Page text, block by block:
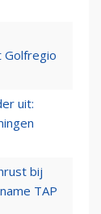
Golfregio
uit:
bij
TAP